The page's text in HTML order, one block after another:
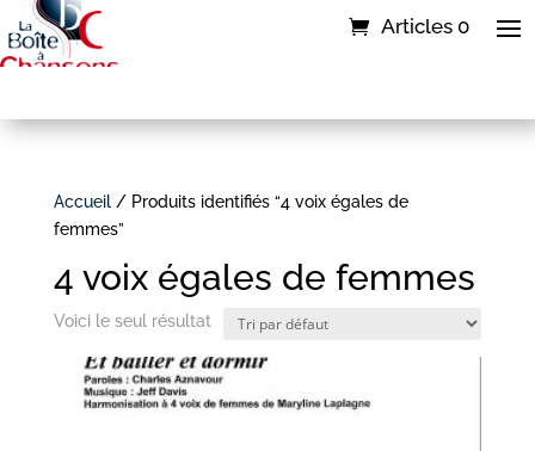
Articles 0
Accueil/ Produits identifiés “4 voix égales de
femmes”
4 voix égales de femmes
Voici le seul résultat